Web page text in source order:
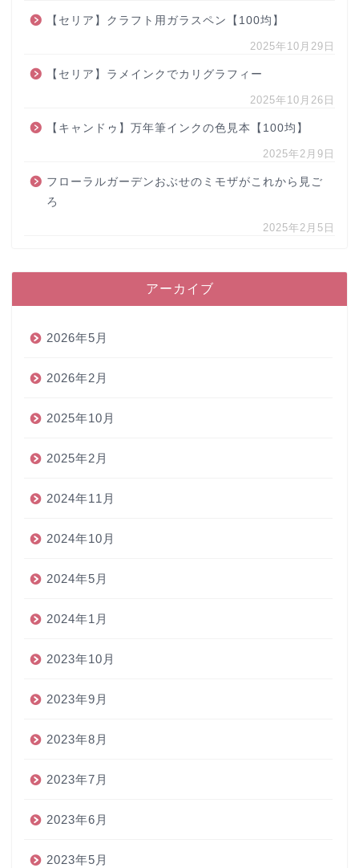
【セリア】クラフト用ガラスペン【100均】
2025年10月29日
【セリア】ラメインクでカリグラフィー
2025年10月26日
【キャンドゥ】万年筆インクの色見本【100均】
2025年2月9日
フローラルガーデンおぶせのミモザがこれから見ご
ろ
2025年2月5日
アーカイブ
2026年5月
2026年2月
2025年10月
2025年2月
2024年11月
2024年10月
2024年5月
2024年1月
2023年10月
2023年9月
2023年8月
2023年7月
2023年6月
2023年5月